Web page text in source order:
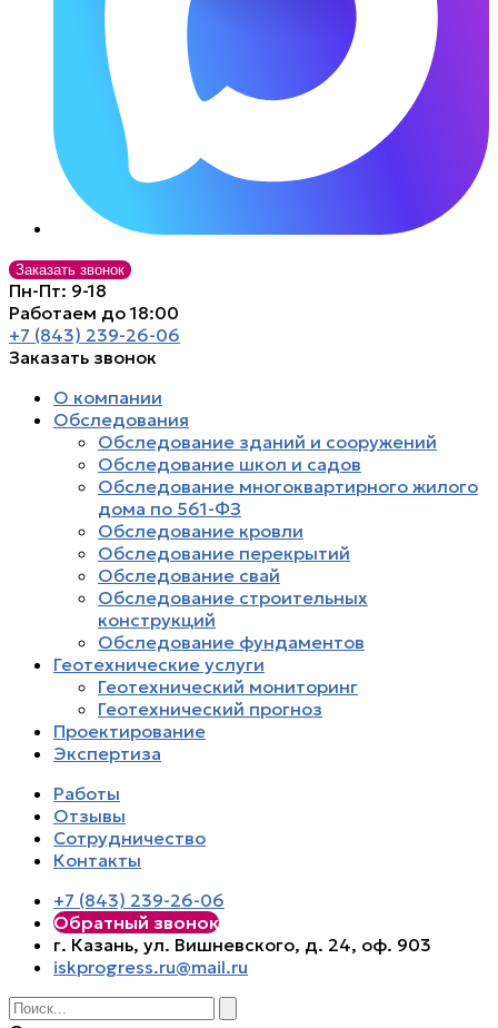
Заказать звонок
Пн-Пт: 9-18
Работаем до 18:00
+7 (843) 239-26-06
Заказать звонок
О компании
Обследования
Обследование зданий и сооружений
Обследование школ и садов
Обследование многоквартирного жилого
дома по 561-ФЗ
Обследование кровли
Обследование перекрытий
Обследование свай
Обследование строительных
конструкций
Обследование фундаментов
Геотехнические услуги
Геотехнический мониторинг
Геотехнический прогноз
Проектирование
Экспертиза
Работы
Отзывы
Сотрудничество
Контакты
+7 (843) 239-26-06
Обратный звонок
г. Казань, ул. Вишневского, д. 24, оф. 903
iskprogress.ru@mail.ru